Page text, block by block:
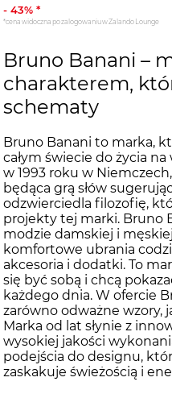
- 43% *
*cena widoczna po zalogowaniu w Zalando Lounge
Bruno Banani –
charakterem,
schematy
Bruno Banani to marka,
całym świecie do życia na
w 1993 roku w
będąca grą słów
odzwierciedla filozofię,
projekty tej marki. Bruno
modzie damskiej i
komfortowe ubrania
akcesoria i dodatki. To
się być sobą i chcą
każdego dnia. W ofercie
zarówno odważne wzory,
Marka od lat słynie z
wysokiej jakości
podejścia do designu,
zaskakuje świeżością i